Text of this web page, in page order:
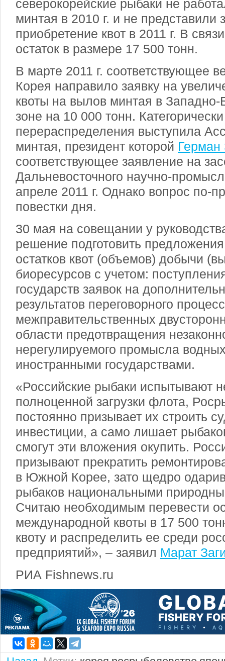
северокорейские рыбаки не
минтая в 2010 г. и не представили
приобретение квот в 2011 г. В
остаток в размере 17 500 тонн.
В марте 2011 г. соответствующее
Корея направило заявку на
квоты на вылов минтая в Западно-
зоне на 10 000 тонн. Категорически
перераспределения выступила
минтая, президент которой Герман
соответствующее заявление на
Дальневосточного научно-
апреле 2011 г. Однако вопрос по-
повестки дня.
30 мая на совещании у
решение подготовить
остатков квот (объемов) добычи
биоресурсов с учетом:
государств заявок на
результатов переговорного
межправительственных
области предотвращения
нерегулируемого промысла
иностранными государствами.
«Российские рыбаки испытывают
полноценной загрузки флота,
постоянно призывает их строить
инвестиции, а само лишает
смогут эти вложения окупить.
призывают прекратить
в Южной Корее, зато щедро
рыбаков национальными
Считаю необходимым перевести
международной квоты в 17 500
квоту и распределить ее среди
предприятий», – заявил Марат
РИА Fishnews.ru